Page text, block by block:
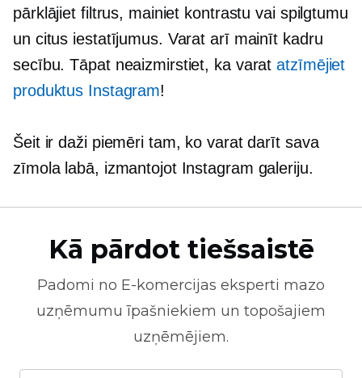
pārklājiet filtrus, mainiet kontrastu vai spilgtumu
un citus iestatījumus. Varat arī mainīt kadru
secību. Tāpat neaizmirstiet, ka varatatzīmējiet
produktus Instagram!
Šeit ir daži piemēri tam, ko varat darīt sava
zīmola labā, izmantojot Instagram galeriju.
Kā pārdot tiešsaistē
Padomi no E-komercijas eksperti mazo
uzņēmumu īpašniekiem un topošajiem
uzņēmējiem.